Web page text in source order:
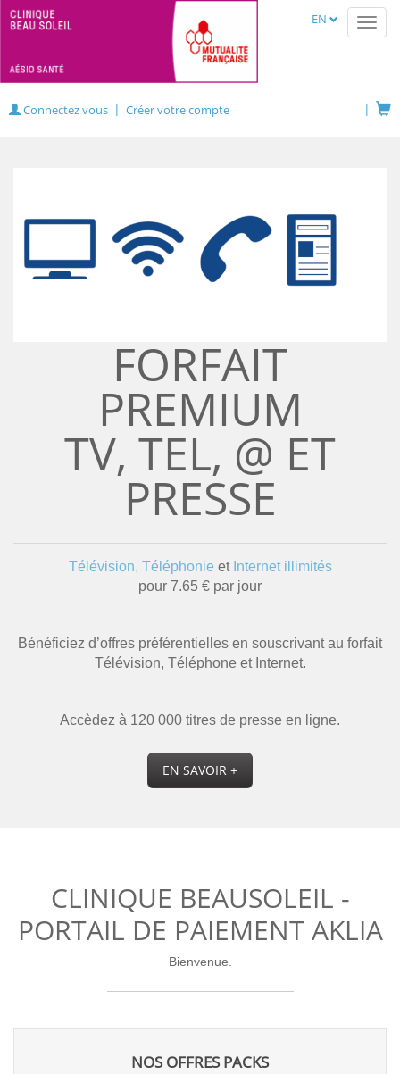
EN
Connectez vous Créer votre compte
FORFAIT
PREMIUM
TV, TEL, @ ET
PRESSE
Télévision, Téléphonie etInternet illimités
pour 7.65 € par jour
Bénéficiez d’offres préférentielles en souscrivant au forfait
Télévision, Téléphone et Internet.
Accèdez à 120 000 titres de presse en ligne.
EN SAVOIR +
CLINIQUE BEAUSOLEIL -
PORTAIL DE PAIEMENT AKLIA
Bienvenue.
NOS OFFRES PACKS